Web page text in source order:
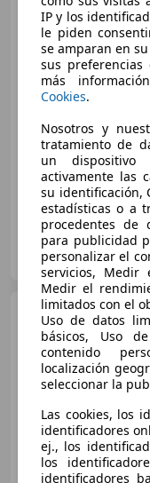
01/2019 72.650
GRUPO FLEXICAR
ES-46980 PATERNA
03/2019 83.000
IP y los
le piden
se amparan en
sus
más
Cookies.
Nosotros y
tratamiento de
un
activamente las
su identificación,
estadísticas o a
procedentes de
para publicidad
personalizar el
servicios,
Medir el
limitados con el
Uso de datos
básicos, Uso
contenido
localización
seleccionar la
Las cookies, los
identificadores
ej., los
los
identificadores